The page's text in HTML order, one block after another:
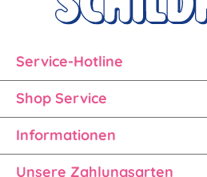
Service-Hotline
Shop Service
Informationen
Unsere Zahlungsarten